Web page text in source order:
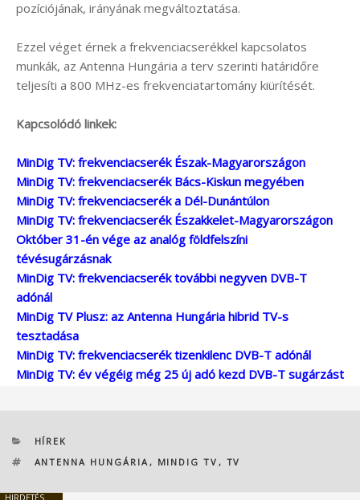
pozíciójának, irányának megváltoztatása.
Ezzel véget érnek a frekvenciacserékkel kapcsolatos
munkák, az Antenna Hungária a terv szerinti határidőre
teljesíti a 800 MHz-es frekvenciatartomány kiürítését.
Kapcsolódó linkek:
MinDig TV: frekvenciacserék Észak-Magyarországon
MinDig TV: frekvenciacserék Bács-Kiskun megyében
MinDig TV: frekvenciacserék a Dél-Dunántúlon
MinDig TV: frekvenciacserék Északkelet-Magyarországon
Október 31-én vége az analóg földfelszíni
tévésugárzásnak
MinDig TV: frekvenciacserék további negyven DVB-T
adónál
MinDig TV Plusz: az Antenna Hungária hibrid TV-s
tesztadása
MinDig TV: frekvenciacserék tizenkilenc DVB-T adónál
MinDig TV: év végéig még 25 új adó kezd DVB-T sugárzást
KATEGÓRIÁK
HÍREK
CÍMKÉK
ANTENNA HUNGÁRIA , MINDIG TV , TV
HIRDETÉS